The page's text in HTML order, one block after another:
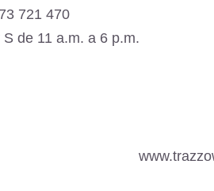
721 470
de 11 a.m. a 6 p.m.